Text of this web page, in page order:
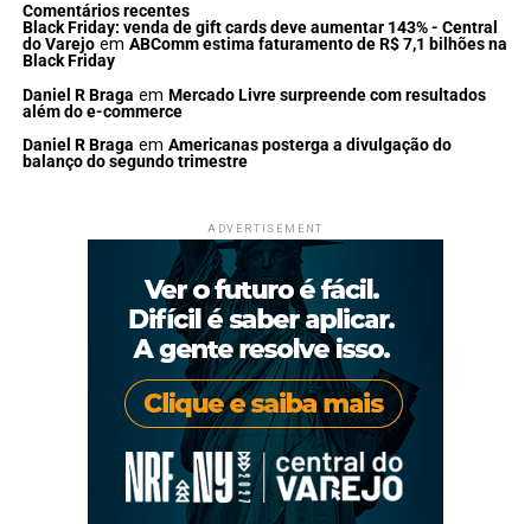
Comentários recentes
Black Friday: venda de gift cards deve aumentar 143% - Central
do Varejoem ABComm estima faturamento de R$ 7,1 bilhões na
Black Friday
Daniel R Braga em Mercado Livre surpreende com resultados
além do e-commerce
Daniel R Braga em Americanas posterga a divulgação do
balanço do segundo trimestre
ADVERTISEMENT